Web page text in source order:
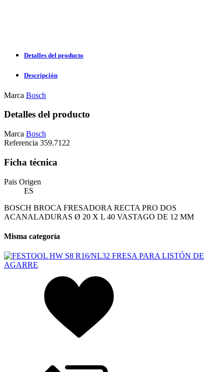
Detalles del producto
Descripción
Marca Bosch
Detalles del producto
Marca Bosch
Referencia 359.7122
Ficha técnica
Pais Origen
ES
BOSCH BROCA FRESADORA RECTA PRO DOS
ACANALADURAS Ø 20 X L 40 VASTAGO DE 12 MM
Misma categoría